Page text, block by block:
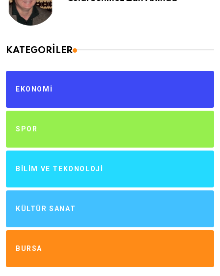
KATEGORILER
EKONOMI
SPOR
BILIM VE TEKONOLOJI
KÜLTÜR SANAT
BURSA